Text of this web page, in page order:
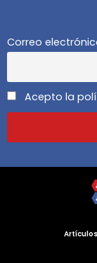
Correo
Acepto la